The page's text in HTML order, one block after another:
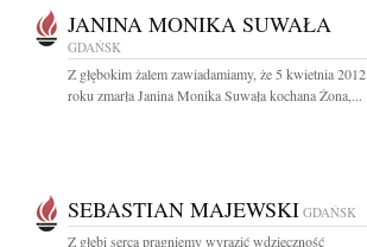
JANINA MONIKA SUWAŁA
GDAŃSK
Z głębokim żalem zawiadamiamy, że 5 kwietnia 2012
roku zmarła Janina Monika Suwała kochana Żona,...
SEBASTIAN MAJEWSKI GDAŃSK
Z głębi serca pragniemy wyrazić wdzięczność